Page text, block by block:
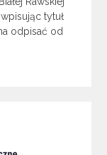
, wpisując tytuł
odpisać od